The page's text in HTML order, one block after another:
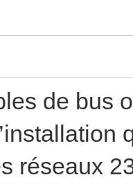
de bus
réseaux